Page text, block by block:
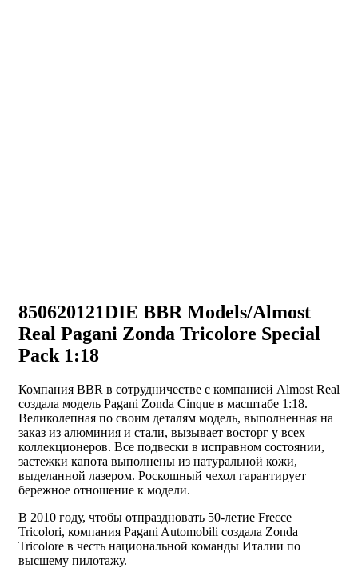
850620121DIE BBR Models/Almost
Real Pagani Zonda Tricolore Special
Pack 1:18
Компания BBR в сотрудничестве с компанией Almost Real
создала модель Pagani Zonda Cinque в масштабе 1:18.
Великолепная по своим деталям модель, выполненная на
заказ из алюминия и стали, вызывает восторг у всех
коллекционеров. Все подвески в исправном состоянии,
застежки капота выполнены из натуральной кожи,
выделанной лазером. Роскошный чехол гарантирует
бережное отношение к модели.
В 2010 году, чтобы отпраздновать 50-летие Frecce
Tricolori, компания Pagani Automobili создала Zonda
Tricolore в честь национальной команды Италии по
высшему пилотажу.